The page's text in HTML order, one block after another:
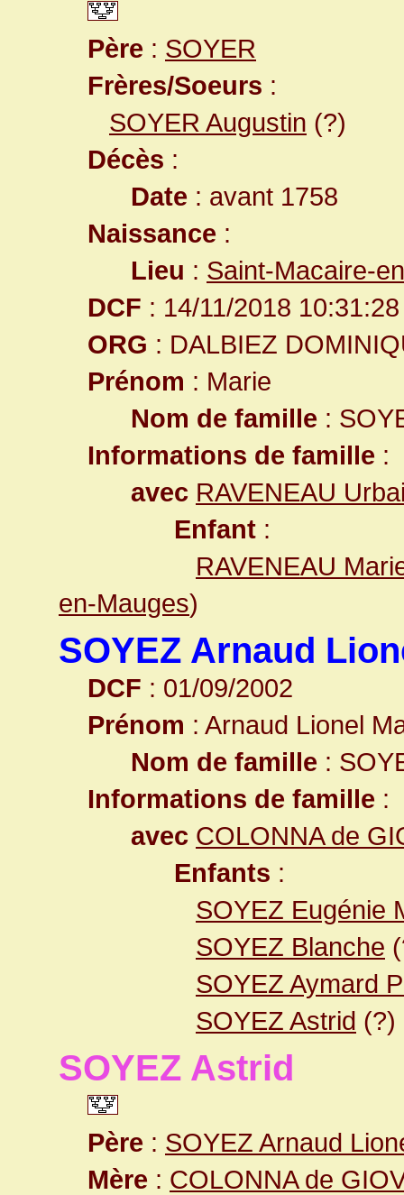
Père : SOYER
Frères/Soeurs :
SOYER Augustin (?)
Décès :
Date : avant 1758
Naissance :
Lieu : Saint-Macaire-
DCF : 14/11/2018 10:31:28
ORG : DALBIEZ
Prénom : Marie
Nom de famille :
Informations de famille :
avec RAVENEAU
Enfant :
RAVENEAU
en-Mauges)
SOYEZ Arnaud
DCF : 01/09/2002
Prénom : Arnaud Lionel
Nom de famille :
Informations de famille :
avec COLONNA de
Enfants :
SOYEZ Eugénie
SOYEZ Blanche
SOYEZ Aymard
SOYEZ Astrid (?)
SOYEZ Astrid
Père : SOYEZ Arnaud
Mère : COLONNA de